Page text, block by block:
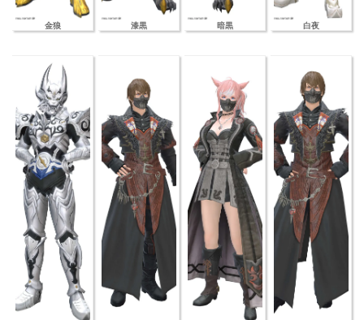
金狼 漆黒 暗黒 白夜